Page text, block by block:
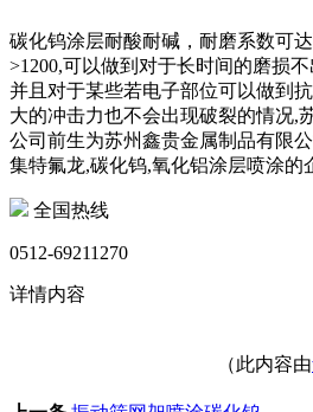
碳化钨涂层耐酸耐碱，耐磨系数可达
>1200,可以做到对于长时间的磨损
并且对于某些若电子部位可以做到
大的冲击力也不会出现破裂的情况,
公司前生为苏州鑫贵金属制品有限公
集特氟龙,碳化钨,氧化铝涂层喷涂的
全国热线
0512-69211270
详情内容
（此内容由